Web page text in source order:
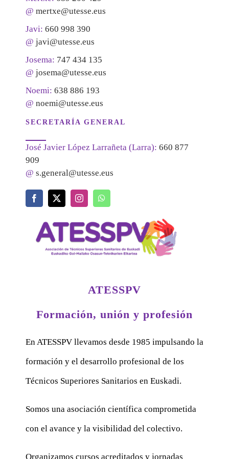
@ mertxe@utesse.eus
Javi: 660 998 390
@ javi@utesse.eus
Josema: 747 434 135
@ josema@utesse.eus
Noemi: 638 886 193
@ noemi@utesse.eus
SECRETARÍA GENERAL
José Javier López Larrañeta (Larra): 660 877
909
@ s.general@utesse.eus
ATESSPV
Formación, unión y profesión
En ATESSPV llevamos desde 1985 impulsando la
formación y el desarrollo profesional de los
Técnicos Superiores Sanitarios en Euskadi.
Somos una asociación científica comprometida
con el avance y la visibilidad del colectivo.
Organizamos cursos acreditados y jornadas